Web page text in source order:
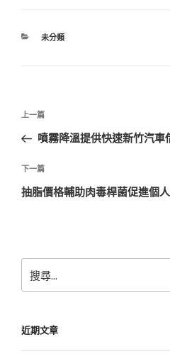
分
未分類
文
導
覽
上
一
文
章
上一篇
噴霧降溫提供快速新竹汽
下
一
下一篇
抽脂價格輔助肉毒桿菌促進個
尋
字:
近期文章